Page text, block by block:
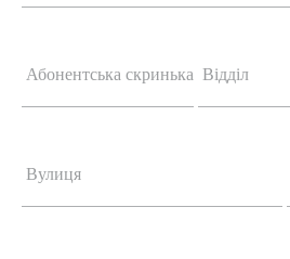
Абонентська скринька Відділ
Вулиця